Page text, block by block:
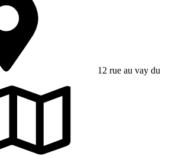
12 rue au vay du